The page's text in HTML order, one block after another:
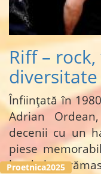
Riff –
Înființată în
Adrian
decenii cu un
piese
loc de bun
Proetnica2025